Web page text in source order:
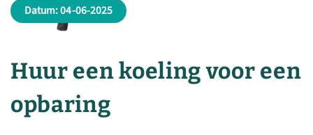
Datum: 04-06-2025
Huur een koeling voor een
opbaring